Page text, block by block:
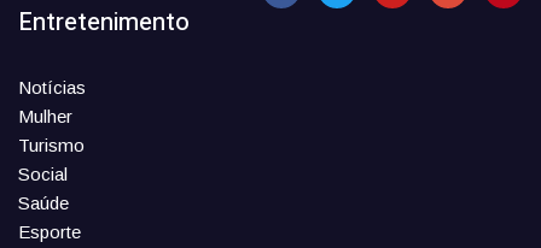
Entretenimento
Notícias
Mulher
Turismo
Social
Saúde
Esporte